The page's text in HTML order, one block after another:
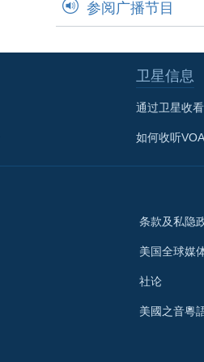
参阅广播节目
卫星信息
通过卫星收
如何收听
条款及私隐
美国全球媒
社论
美國之音粵